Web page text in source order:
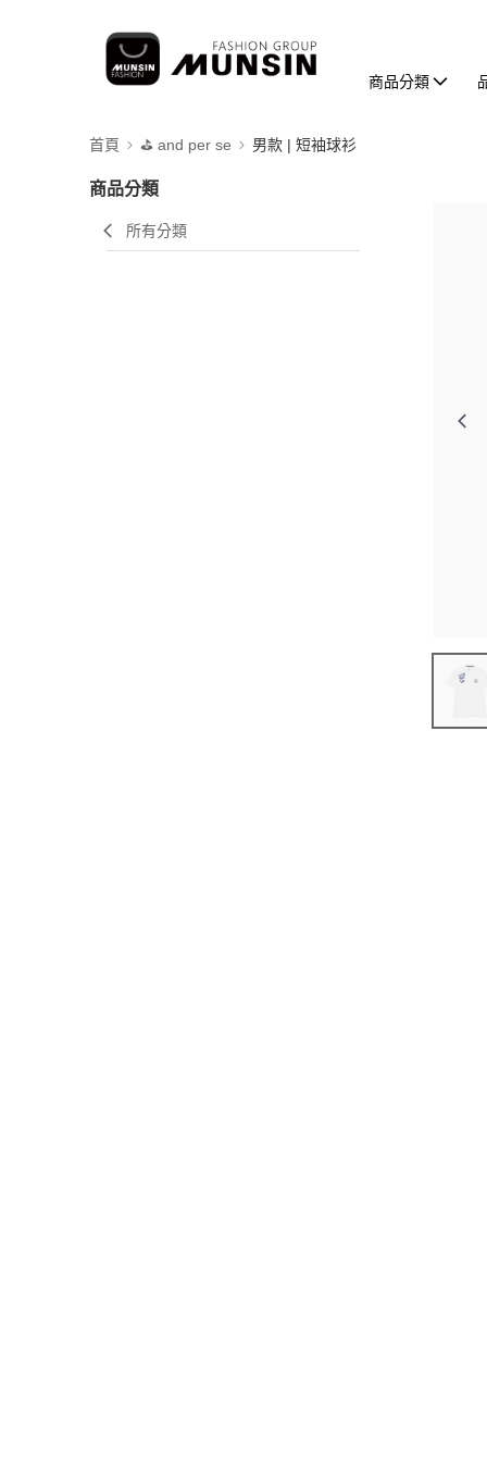
商品分類
首頁 ⛳️ and per se 男款 | 短袖球衫
商品分類
所有分類